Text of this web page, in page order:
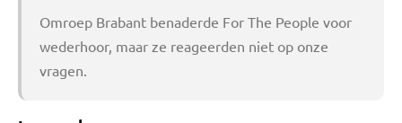
Omroep Brabant benaderde For The People voor
wederhoor, maar ze reageerden niet op onze
vragen.